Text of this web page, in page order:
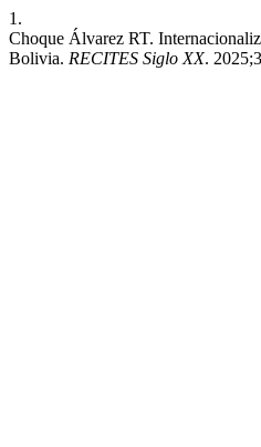
1.
Choque Álvarez RT.
Bolivia. RECITES Siglo XX.